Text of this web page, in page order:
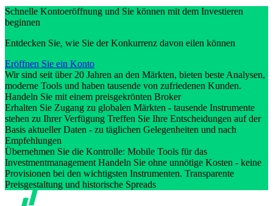
Schnelle Kontoeröffnung und Sie können mit dem Investieren
beginnen
Entdecken Sie, wie Sie der Konkurrenz davon eilen können
Eröffnen Sie ein Konto
Wir sind seit über 20 Jahren an den Märkten, bieten beste Analysen,
moderne Tools und haben tausende von zufriedenen Kunden.
Handeln Sie mit einem preisgekrönten Broker
Erhalten Sie Zugang zu globalen Märkten - tausende Instrumente
stehen zu Ihrer Verfügung Treffen Sie Ihre Entscheidungen auf der
Basis aktueller Daten - zu täglichen Gelegenheiten und nach
Empfehlungen
Übernehmen Sie die Kontrolle: Mobile Tools für das
Investmentmanagement Handeln Sie ohne unnötige Kosten - keine
Provisionen bei den wichtigsten Instrumenten. Transparente
Preisgestaltung und historische Spreads